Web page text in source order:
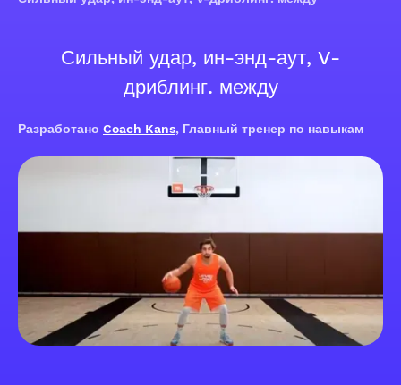
Сильный удар, ин-энд-аут, V-
дриблинг. между
Разработано Coach Kans, Главный тренер по навыкам